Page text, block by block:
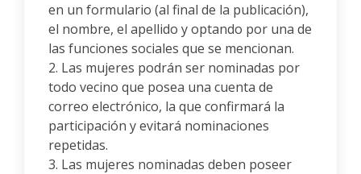
en un formulario (al final de la publicación),
el nombre, el apellido y optando por una de
las funciones sociales que se mencionan.
2. Las mujeres podrán ser nominadas por
todo vecino que posea una cuenta de
correo electrónico, la que confirmará la
participación y evitará nominaciones
repetidas.
3. Las mujeres nominadas deben poseer